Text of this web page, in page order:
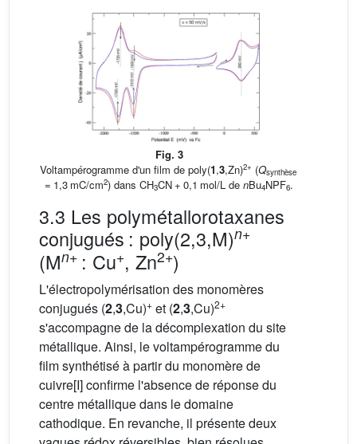
Fig. 3
Voltampérogramme d'un film de poly(1,3,Zn)2+ (Qsynthèse
= 1,3 mC/cm2) dans CH3CN + 0,1 mol/L de nBu4NPF6.
3.3 Les polymétallorotaxanes
conjugués : poly(2,3,M)n+
(Mn+ : Cu+, Zn2+)
L'électropolymérisation des monomères
conjugués (2,3,Cu)+ et (2,3,Cu)2+
s'accompagne de la décomplexation du site
métallique. Ainsi, le voltampérogramme du
film synthétisé à partir du monomère de
cuivre[I] confirme l'absence de réponse du
centre métallique dans le domaine
cathodique. En revanche, il présente deux